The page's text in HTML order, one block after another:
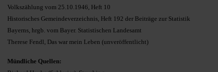
Volkszählung vom 25.10.1946, Heft 10
Historisches Gemeindeverzeichnis, Heft 192 der Beiträge zur Statistik
Bayerns, hrgb. vom Bayer. Statistischen Landesamt
Therese Fendl, Das war mein Leben (unveröffentlicht)
Mündliche Quellen: